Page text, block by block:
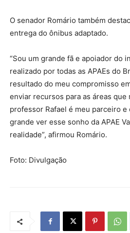
O senador Romário também
entrega do ônibus adaptado.
“Sou um grande fã e apoiador do
realizado por todas as APAEs do
resultado do meu compromisso
enviar recursos para as áreas que
professor Rafael é meu parceiro e
grande ver esse sonho da APAE
realidade”, afirmou Romário.
Foto: Divulgação